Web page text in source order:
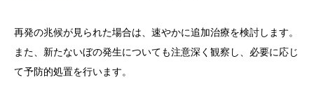
再発の兆候が見られた場合は、速やかに追加治療を検討します。
また、新たないぼの発生についても注意深く観察し、必要に応じ
て予防的処置を行います。